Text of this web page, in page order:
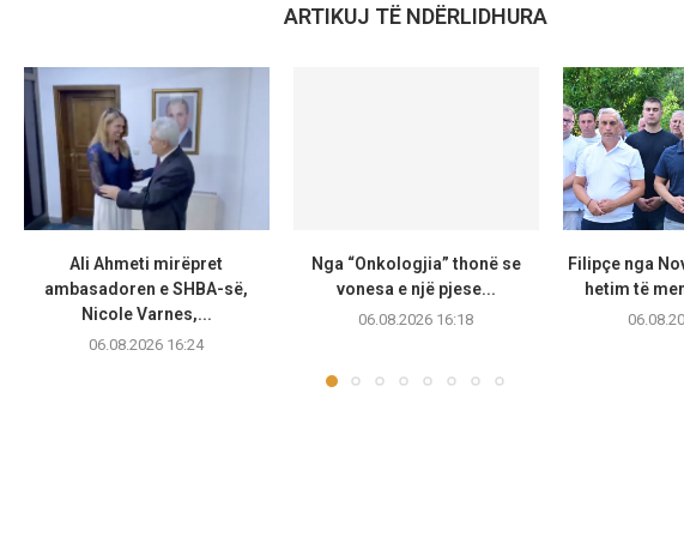
ARTIKUJ TË NDËRLIDHURA
Ali Ahmeti mirëpret
ambasadoren e SHBA-së,
Nicole Varnes,...
06.08.2026 16:24
Nga “Onkologjia” thonë se
vonesa e një pjese...
06.08.2026 16:18
Filipçe nga
hetim të